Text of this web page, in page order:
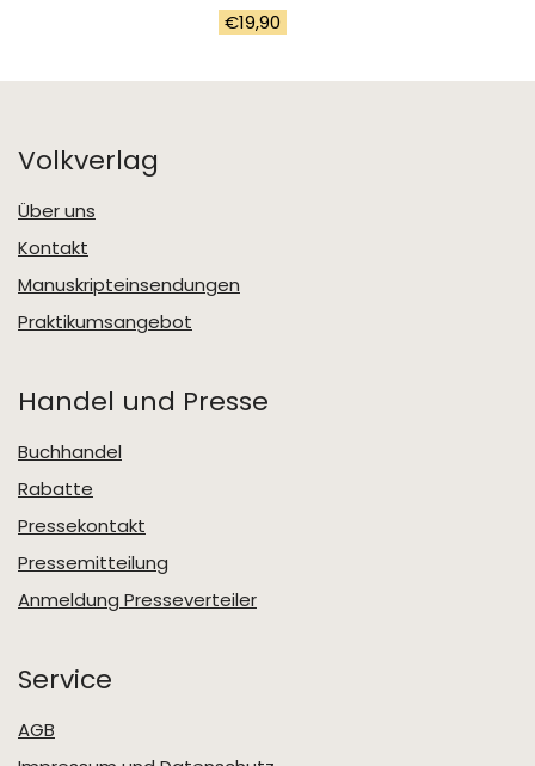
€19,90
Volkverlag
Über uns
Kontakt
Manuskripteinsendungen
Praktikumsangebot
Handel und Presse
Buchhandel
Rabatte
Pressekontakt
Pressemitteilung
Anmeldung Presseverteiler
Service
AGB